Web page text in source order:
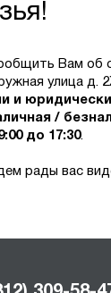
Вам об
улица д.
и
/
до 17:30.
рады вас